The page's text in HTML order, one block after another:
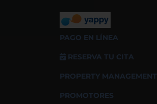
PAGO EN LÍNEA
RESERVA TU CITA
PROPERTY MANAGEMENT
PROMOTORES